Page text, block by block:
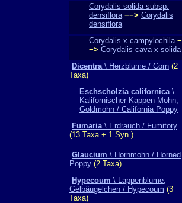
Corydalis solida subsp.
densiflora −−> Corydalis
densiflora
Corydalis x campylochila −
−> Corydalis cava x solida
Dicentra\ Herzblume / Corn (2
Taxa)
Eschscholzia californica\
Kalifornischer Kappen-Mohn,
Goldmohn / California Poppy
Fumaria\ Erdrauch / Fumitory
(13 Taxa + 1 Syn.)
Glaucium \ Hornmohn / Horned
Poppy (2 Taxa)
Hypecoum \ Lappenblume,
Gelbäugelchen / Hypecoum (3
Taxa)